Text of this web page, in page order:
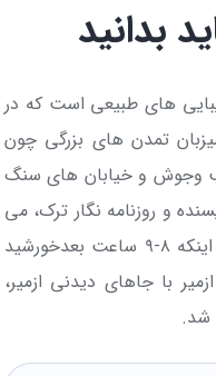
بدانید
از تاریخ، فرهنگ و زیبایی های طبیعی است که در
تمدن های بزرگی چون
وجوش و خیابان های سنگ
و روزنامه نگار ترک، می
گوید: «اغراق نمی کنم، در هیچ جای دنیا خورشید به زیبایی ازمیر غروب نمی کند... حتی با اینکه ۸-۹ ساعت بعدخورشید
با جاهای دیدنی ازمیر،
شد.